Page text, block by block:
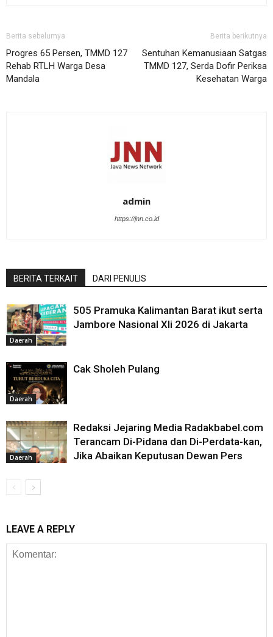
Berita sebelumya
Progres 65 Persen, TMMD 127
Rehab RTLH Warga Desa
Mandala
Berita berikutnya
Sentuhan Kemanusiaan Satgas
TMMD 127, Serda Dofir Periksa
Kesehatan Warga
admin
https://jnn.co.id
BERITA TERKAIT DARI PENULIS
Daerah
505 Pramuka Kalimantan Barat ikut serta
Jambore Nasional XIi 2026 di Jakarta
Daerah
Cak Sholeh Pulang
Daerah
Redaksi Jejaring Media Radakbabel.com
Terancam Di-Pidana dan Di-Perdata-kan,
Jika Abaikan Keputusan Dewan Pers
LEAVE A REPLY